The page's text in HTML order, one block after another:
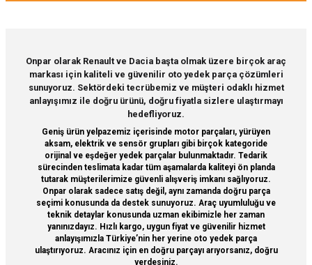
Ürün resmi kalitesiz, bozuk veya görüntülenemiyor.
Ürün açıklamasında eksik bilgiler bulunuyor.
Ürün bilgilerinde hatalar bulunuyor.
Ürün fiyatı diğer sitelerden daha pahalı.
Bu ürüne benzer farklı alternatifler olmalı.
Gönder
Deneyimini Paylaş
Onpar olarak Renault ve Dacia başta olmak üzere birçok araç
markası için kaliteli ve güvenilir oto yedek parça çözümleri
sunuyoruz. Sektördeki tecrübemiz ve müşteri odaklı hizmet
anlayışımız ile doğru ürünü, doğru fiyatla sizlere ulaştırmayı
hedefliyoruz.
Geniş ürün yelpazemiz içerisinde motor parçaları, yürüyen
aksam, elektrik ve sensör grupları gibi birçok kategoride
orijinal ve eşdeğer yedek parçalar bulunmaktadır. Tedarik
sürecinden teslimata kadar tüm aşamalarda kaliteyi ön planda
tutarak müşterilerimize güvenli alışveriş imkanı sağlıyoruz.
Onpar olarak sadece satış değil, aynı zamanda doğru parça
seçimi konusunda da destek sunuyoruz. Araç uyumluluğu ve
teknik detaylar konusunda uzman ekibimizle her zaman
yanınızdayız. Hızlı kargo, uygun fiyat ve güvenilir hizmet
anlayışımızla Türkiye’nin her yerine oto yedek parça
ulaştırıyoruz. Aracınız için en doğru parçayı arıyorsanız, doğru
yerdesiniz.